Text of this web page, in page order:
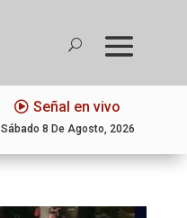
Señal en vivo
Sábado 8 De Agosto, 2026